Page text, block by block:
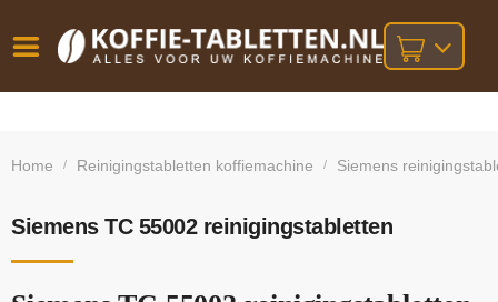
besteld,
bij orders
Home / Reinigingstabletten koffiemachine / Siemens
Siemens TC 55002 reinigingstabletten